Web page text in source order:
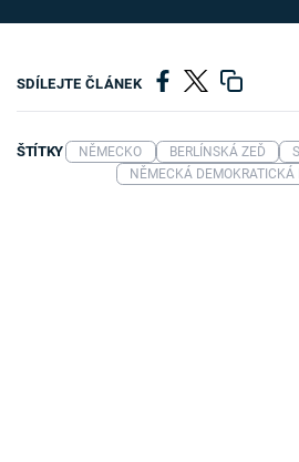
SDÍLEJTE ČLÁNEK
ŠTÍTKY NĚMECKO BERLÍNSKÁ ZEĎ
NĚMECKÁ DEMOKRATICKÁ